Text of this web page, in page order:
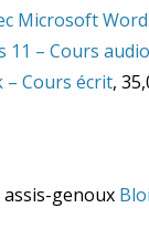
Microsoft
11 – Cours
– Cours écrit,
genoux